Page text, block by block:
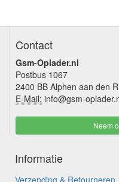
Contact
Gsm-Oplader.nl
Postbus 1067
2400 BB Alphen aan den
E-Mail: info@gsm-
Neem
Informatie
Verzending & Retourneren